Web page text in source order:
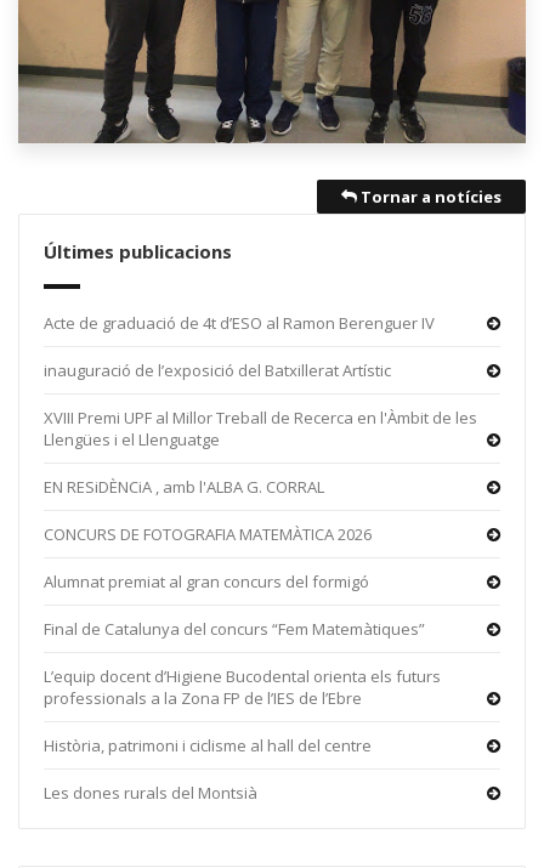
Tornar a notícies
Últimes publicacions
Acte de graduació de 4t d’ESO al Ramon Berenguer IV
inauguració de l’exposició del Batxillerat Artístic
XVIII Premi UPF al Millor Treball de Recerca en l'Àmbit de les
Llengües i el Llenguatge
EN RESiDÈNCiA , amb l'ALBA G. CORRAL
CONCURS DE FOTOGRAFIA MATEMÀTICA 2026
Alumnat premiat al gran concurs del formigó
Final de Catalunya del concurs “Fem Matemàtiques”
L’equip docent d’Higiene Bucodental orienta els futurs
professionals a la Zona FP de l’IES de l’Ebre
Història, patrimoni i ciclisme al hall del centre
Les dones rurals del Montsià